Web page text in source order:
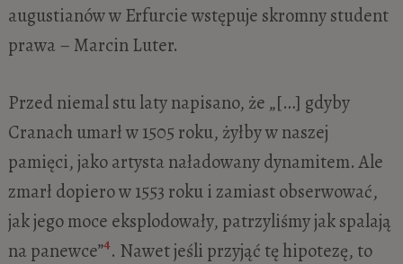
augustianów w Erfurcie wstępuje skromny student
prawa – Marcin Luter.
Przed niemal stu laty napisano, że „[…] gdyby
Cranach umarł w 1505 roku, żyłby w naszej
pamięci, jako artysta naładowany dynamitem. Ale
zmarł dopiero w 1553 roku i zamiast obserwować,
jak jego moce eksplodowały, patrzyliśmy jak spalają
na panewce”4. Nawet jeśli przyjąć tę hipotezę, to